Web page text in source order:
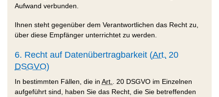
Aufwand verbunden.
Ihnen steht gegenüber dem Verantwortlichen das Recht zu,
über diese Empfänger unterrichtet zu werden.
6. Recht auf Datenübertragbarkeit (Art. 20
DSGVO)
In bestimmten Fällen, die in Art.
. 20 DSGVO im Einzelnen
aufgeführt sind, haben Sie das Recht, die Sie betreffenden